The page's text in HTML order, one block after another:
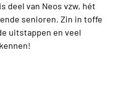
deel van Neos vzw, hét
senioren. Zin in toffe
uitstappen en veel